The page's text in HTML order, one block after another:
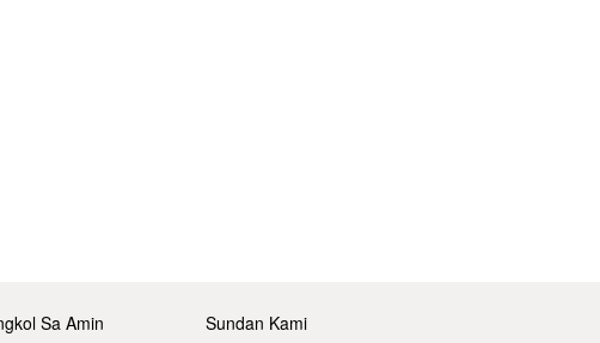
Sa Amin
Sundan Kami